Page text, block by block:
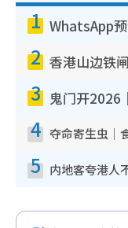
1
2
3
4
5